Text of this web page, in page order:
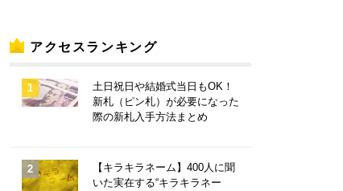
アクセスランキング
土日祝日や結婚式当日もOK！
新札（ピン札）が必要になった
際の新札入手方法まとめ
【キラキラネーム】400人に聞
いた実在する“キラキラネー